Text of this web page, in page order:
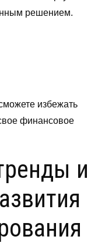
решением.
избежать
финансовое
и